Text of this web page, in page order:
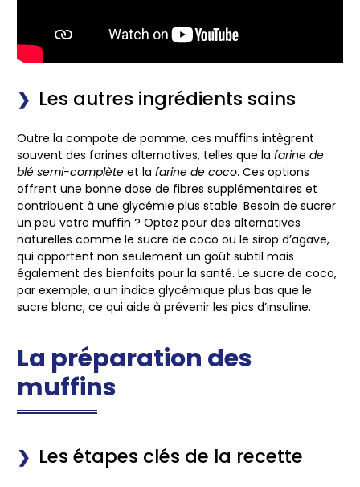
Les autres ingrédients sains
Outre la compote de pomme, ces muffins intègrent
souvent des farines alternatives, telles que la farine de
blé semi-complète et la farine de coco. Ces options
offrent une bonne dose de fibres supplémentaires et
contribuent à une glycémie plus stable. Besoin de sucrer
un peu votre muffin ? Optez pour des alternatives
naturelles comme le sucre de coco ou le sirop d’agave,
qui apportent non seulement un goût subtil mais
également des bienfaits pour la santé. Le sucre de coco,
par exemple, a un indice glycémique plus bas que le
sucre blanc, ce qui aide à prévenir les pics d’insuline.
La préparation des
muffins
Les étapes clés de la recette